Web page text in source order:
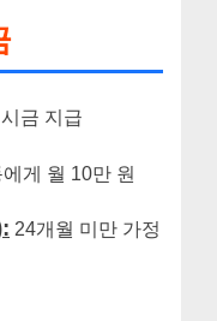
금 지급
게 월 10만 원
24개월 미만 가정